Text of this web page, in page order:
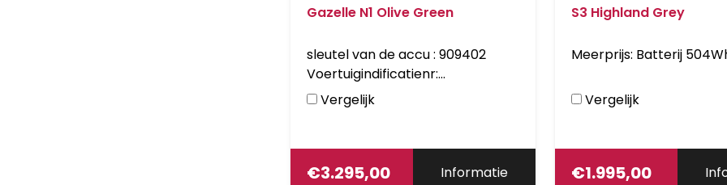
Gazelle N1 Olive Green
sleutel van de accu : 909402
Voertuigindificatienr:
XRGA5BM521A000007
Vergelijk
€3.295,00 Informatie
S3 Highland Grey
Vergelijk
€1.995,00